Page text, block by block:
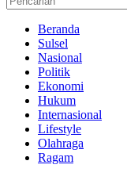
Beranda
Sulsel
Nasional
Politik
Ekonomi
Hukum
Internasional
Lifestyle
Olahraga
Ragam